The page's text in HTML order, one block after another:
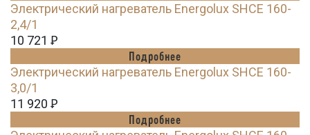
Электрический нагреватель Energolux SHCE 160-
2,4/1
10 721 Ꝑ
Подробнее
Электрический нагреватель Energolux SHCE 160-
3,0/1
11 920 Ꝑ
Подробнее